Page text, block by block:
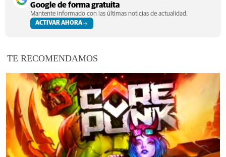
Google de forma gratuita
Mantente informado con las últimas noticias de actualidad.
ACTIVAR AHORA
TE RECOMENDAMOS